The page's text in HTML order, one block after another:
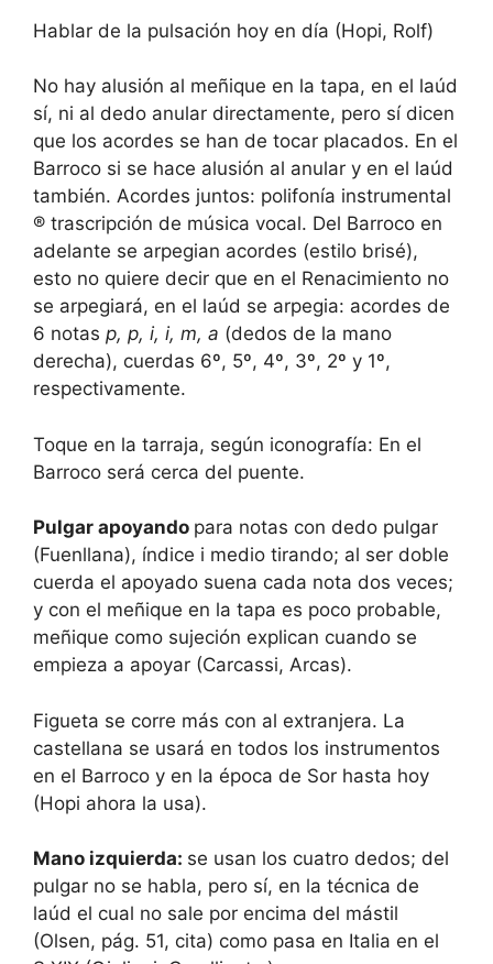
Hablar de la pulsación hoy en día (Hopi, Rolf)
No hay alusión al meñique en la tapa, en el laúd
sí, ni al dedo anular directamente, pero sí dicen
que los acordes se han de tocar placados. En el
Barroco si se hace alusión al anular y en el laúd
también. Acordes juntos: polifonía instrumental
® trascripción de música vocal. Del Barroco en
adelante se arpegian acordes (estilo brisé),
esto no quiere decir que en el Renacimiento no
se arpegiará, en el laúd se arpegia: acordes de
6 notas p, p, i, i, m, a (dedos de la mano
derecha), cuerdas 6º, 5º, 4º, 3º, 2º y 1º,
respectivamente.
Toque en la tarraja, según iconografía: En el
Barroco será cerca del puente.
Pulgar apoyando para notas con dedo pulgar
(Fuenllana), índice i medio tirando; al ser doble
cuerda el apoyado suena cada nota dos veces;
y con el meñique en la tapa es poco probable,
meñique como sujeción explican cuando se
empieza a apoyar (Carcassi, Arcas).
Figueta se corre más con al extranjera. La
castellana se usará en todos los instrumentos
en el Barroco y en la época de Sor hasta hoy
(Hopi ahora la usa).
Mano izquierda: se usan los cuatro dedos; del
pulgar no se habla, pero sí, en la técnica de
laúd el cual no sale por encima del mástil
(Olsen, pág. 51, cita) como pasa en Italia en el